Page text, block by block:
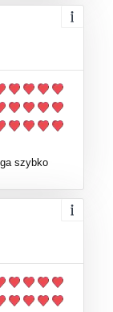
szybko